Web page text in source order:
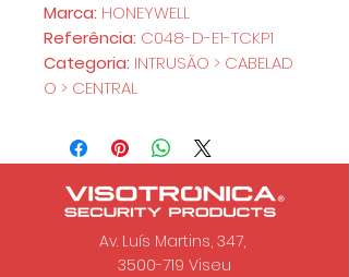
Marca: HONEYWELL
Referência: C048-D-E1-TCKP1
Categoria: INTRUSÃO > CABELAD
O > CENTRAL
Av. Luís Martins, 347,
3500-719 Viseu